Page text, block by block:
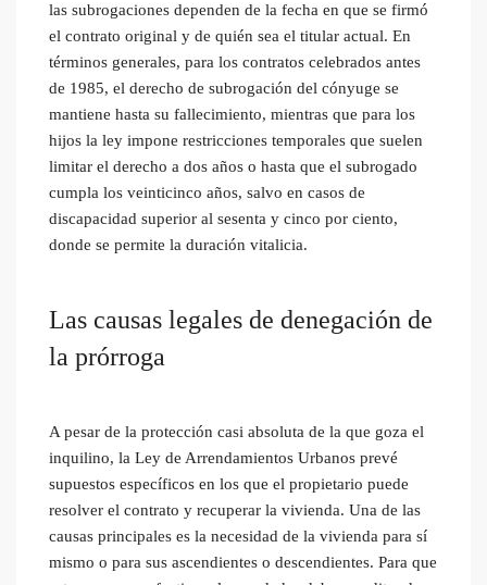
las subrogaciones dependen de la fecha en que se firmó
el contrato original y de quién sea el titular actual. En
términos generales, para los contratos celebrados antes
de 1985, el derecho de subrogación del cónyuge se
mantiene hasta su fallecimiento, mientras que para los
hijos la ley impone restricciones temporales que suelen
limitar el derecho a dos años o hasta que el subrogado
cumpla los veinticinco años, salvo en casos de
discapacidad superior al sesenta y cinco por ciento,
donde se permite la duración vitalicia.
Las causas legales de denegación de
la prórroga
A pesar de la protección casi absoluta de la que goza el
inquilino, la Ley de Arrendamientos Urbanos prevé
supuestos específicos en los que el propietario puede
resolver el contrato y recuperar la vivienda. Una de las
causas principales es la necesidad de la vivienda para sí
mismo o para sus ascendientes o descendientes. Para que